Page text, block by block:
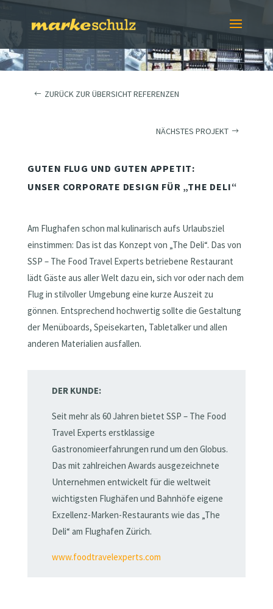
ZURÜCK ZUR ÜBERSICHT REFERENZEN
NÄCHSTES PROJEKT
GUTEN FLUG UND GUTEN APPETIT:
UNSER CORPORATE DESIGN FÜR „THE DELI“
Am Flughafen schon mal kulinarisch aufs Urlaubsziel
einstimmen: Das ist das Konzept von „The Deli“. Das von
SSP – The Food Travel Experts betriebene Restaurant
lädt Gäste aus aller Welt dazu ein, sich vor oder nach dem
Flug in stilvoller Umgebung eine kurze Auszeit zu
gönnen. Entsprechend hochwertig sollte die Gestaltung
der Menüboards, Speisekarten, Tabletalker und allen
anderen Materialien ausfallen.
DER KUNDE:
Seit mehr als 60 Jahren bietet SSP – The Food
Travel Experts erstklassige
Gastronomieerfahrungen rund um den Globus.
Das mit zahlreichen Awards ausgezeichnete
Unternehmen entwickelt für die weltweit
wichtigsten Flughäfen und Bahnhöfe eigene
Exzellenz-Marken-Restaurants wie das „The
Deli“ am Flughafen Zürich.
www.foodtravelexperts.com